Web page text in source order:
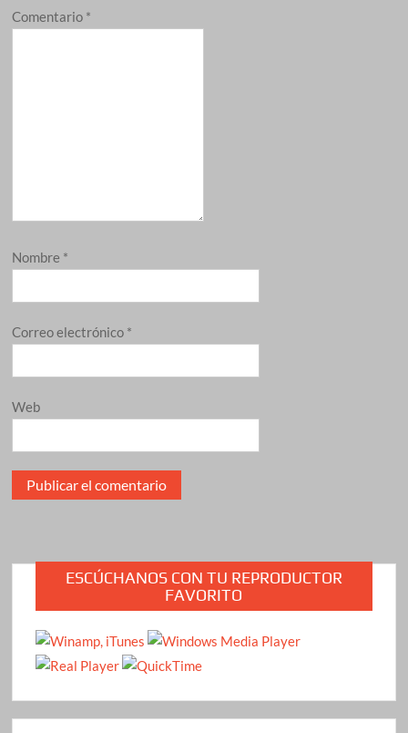
Comentario *
Nombre *
Correo electrónico *
Web
ESCÚCHANOS CON TU REPRODUCTOR
FAVORITO